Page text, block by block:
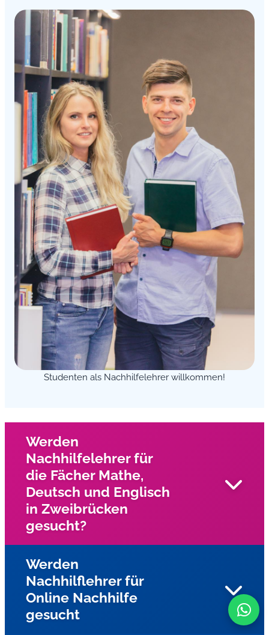
Studenten als Nachhilfelehrer willkommen!
Werden
Nachhilfelehrer für
die Fächer Mathe,
Deutsch und Englisch
in Zweibrücken
gesucht?
Wir suchen in Zweibrücken und Umgebung und
Umgebung nach engagierten Nachhilfelehrern für die
Fächer Mathe, Deutsch, und Englisch?
Werden
Nachhilflehrer für
Online Nachhilfe
gesucht